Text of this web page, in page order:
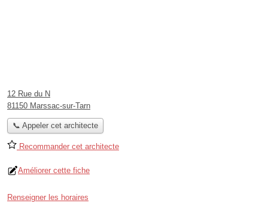
12 Rue du N
81150 Marssac-sur-Tarn
📞 Appeler cet architecte
Recommander cet architecte
Améliorer cette fiche
Renseigner les horaires